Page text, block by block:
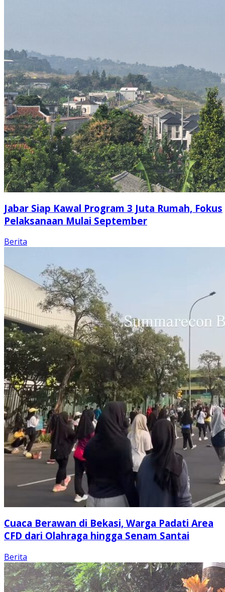
Jabar Siap Kawal Program 3 Juta Rumah, Fokus
Pelaksanaan Mulai September
Berita
Cuaca Berawan di Bekasi, Warga Padati Area
CFD dari Olahraga hingga Senam Santai
Berita